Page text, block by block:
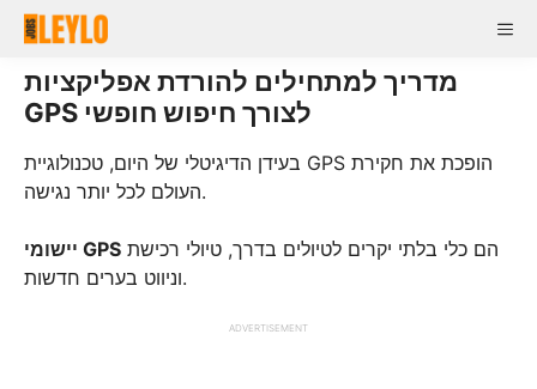
Skip
content
מדריך למתחילים להורדת אפליקציות
GPS לצורך חיפוש חופשי
בעידן הדיגיטלי של היום, טכנולוגיית GPS הופכת את חקירת
העולם לכל יותר נגישה.
יישומי GPS
וניווט בערים חדשות.
ADVERTISEMENT